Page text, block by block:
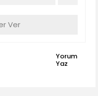
Ver
Yorum
Yaz